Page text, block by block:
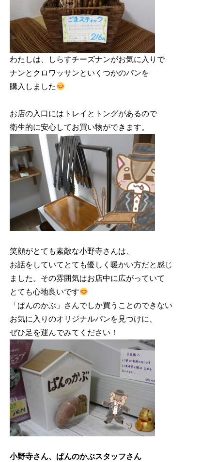
わたしは、しらすチーズナンがお気に入りで
ナンとクロワッサンといくつかのパンを
購入しました
お店の入口にはトレイとトングがあるので
笑顔がとても素敵な小野寺さんは、
お話をしていてとても優しく暖かい方だと感じ
ました。その雰囲気はお店中に広がっていて
とても心地良いです
「ぱんのかぶ」さんでしか買うことのできない
お気に入りのオリジナルパンを見つけに、
小野寺さん、ぱんのかぶスタッフさん